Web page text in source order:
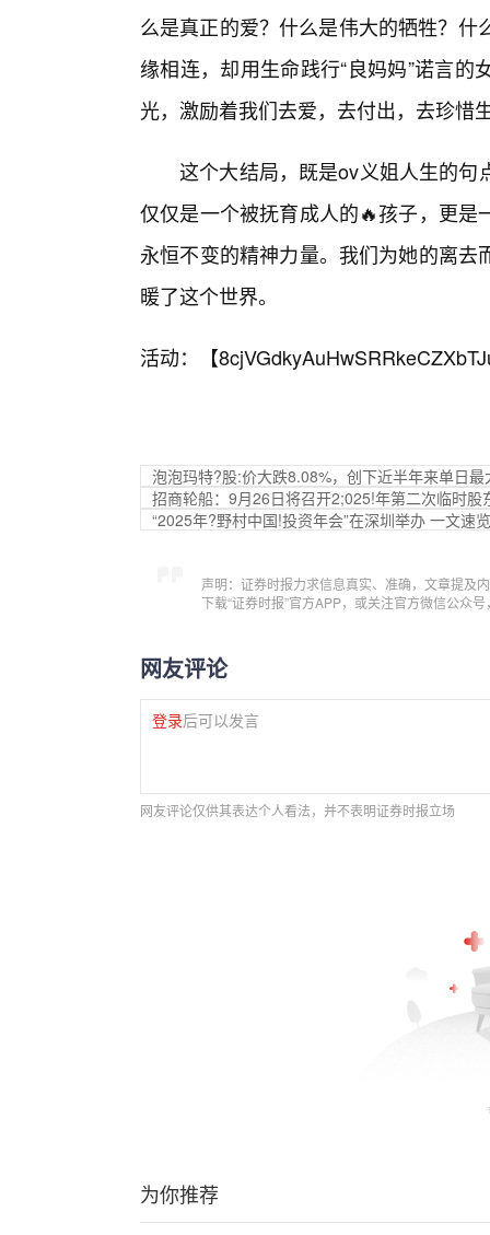
么是真正的爱？什么是伟大的牺牲？
缘相连，却用生命践行“良妈妈”诺言
光，激励着我们去爱，去付出，去珍惜
这个大结局，既是ov义姐人生的
仅仅是一个被抚育成人的🔥孩子，更
永恒不变的精神力量。我们为她的离
暖了这个世界。
活动：【
泡泡玛特?股:价大跌8.08%，创下近半年来单日最
招商轮船：9月26日将召开2;025!年第二次临时股
“2025年?野村中国!投资年会”在深圳举办 一文速
声明：证券时报力求信息真实、准确，文章提及
下载“证券时报”官方APP，或关注官方微信公众
网友评论
登录后可以发言
网友评论仅供其表达个人看法，并不表明证券时报立场
为你推荐